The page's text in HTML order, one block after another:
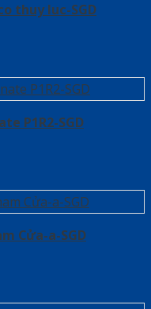
thuy luc-SGD
P1R2-SGD
Cửa-a-SGD